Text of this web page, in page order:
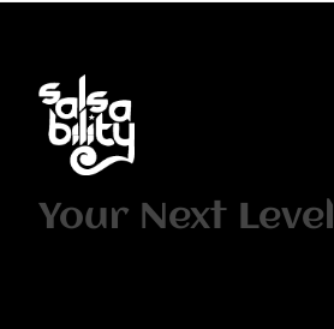
Your Next Level